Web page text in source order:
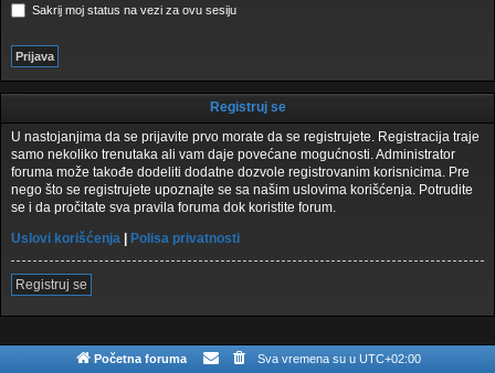
Sakrij moj status na vezi za ovu sesiju
Registruj se
U nastojanjima da se prijavite prvo morate da se registrujete. Registracija traje
samo nekoliko trenutaka ali vam daje povećane mogućnosti. Administrator
foruma može takođe dodeliti dodatne dozvole registrovanim korisnicima. Pre
nego što se registrujete upoznajte se sa našim uslovima korišćenja. Potrudite
se i da pročitate sva pravila foruma dok koristite forum.
Uslovi korišćenja
Polisa privatnosti
Registruj se
Početna foruma Sva vremena su u UTC+02:00